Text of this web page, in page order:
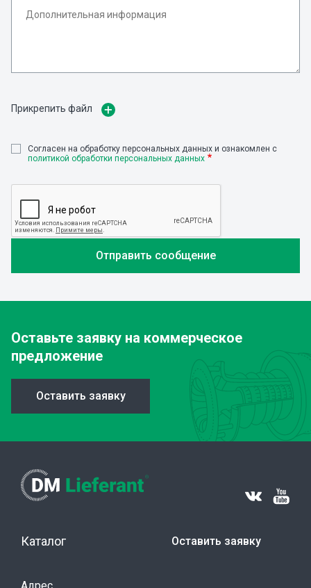
Прикрепить файл
Cогласен на обработку персональных данных и ознакомлен с
политикой обработки персональных данных
Оставьте заявку на коммерческое
предложение
Оставить заявку
Каталог Оставить заявку